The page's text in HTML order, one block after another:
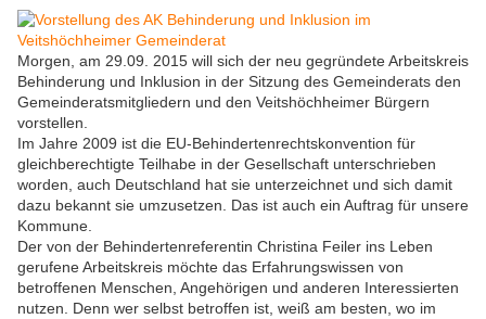
Morgen, am 29.09. 2015 will sich der neu gegründete Arbeitskreis
Behinderung und Inklusion in der Sitzung des Gemeinderats den
Gemeinderatsmitgliedern und den Veitshöchheimer Bürgern
vorstellen.
Im Jahre 2009 ist die EU-Behindertenrechtskonvention für
gleichberechtigte Teilhabe in der Gesellschaft unterschrieben
worden, auch Deutschland hat sie unterzeichnet und sich damit
dazu bekannt sie umzusetzen. Das ist auch ein Auftrag für unsere
Kommune.
Der von der Behindertenreferentin Christina Feiler ins Leben
gerufene Arbeitskreis möchte das Erfahrungswissen von
betroffenen Menschen, Angehörigen und anderen Interessierten
nutzen. Denn wer selbst betroffen ist, weiß am besten, wo im